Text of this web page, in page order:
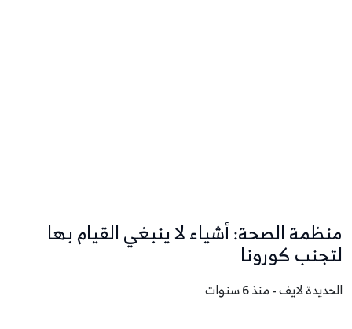
منظمة الصحة: أشياء لا ينبغي القيام بها
لتجنب كورونا
الحديدة لايف - منذ 6 سنوات